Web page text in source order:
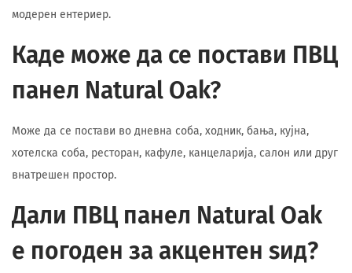
модерен ентериер.
Каде може да се постави ПВЦ
панел Natural Oak?
Може да се постави во дневна соба, ходник, бања, кујна,
хотелска соба, ресторан, кафуле, канцеларија, салон или друг
внатрешен простор.
Дали ПВЦ панел Natural Oak
е погоден за акцентен ѕид?